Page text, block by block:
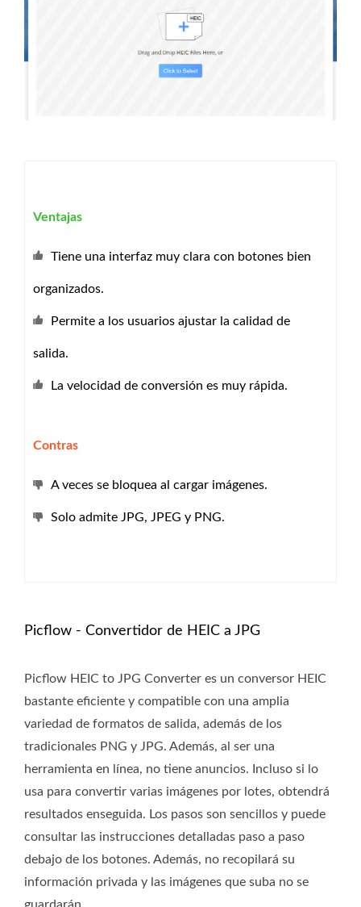
Ventajas
Tiene una interfaz muy clara con botones bien
organizados.
Permite a los usuarios ajustar la calidad de
salida.
La velocidad de conversión es muy rápida.
Contras
A veces se bloquea al cargar imágenes.
Solo admite JPG, JPEG y PNG.
Picflow - Convertidor de HEIC a JPG
Picflow HEIC to JPG Converter es un conversor HEIC
bastante eficiente y compatible con una amplia
variedad de formatos de salida, además de los
tradicionales PNG y JPG. Además, al ser una
herramienta en línea, no tiene anuncios. Incluso si lo
usa para convertir varias imágenes por lotes, obtendrá
resultados enseguida. Los pasos son sencillos y puede
consultar las instrucciones detalladas paso a paso
debajo de los botones. Además, no recopilará su
información privada y las imágenes que suba no se
guardarán.